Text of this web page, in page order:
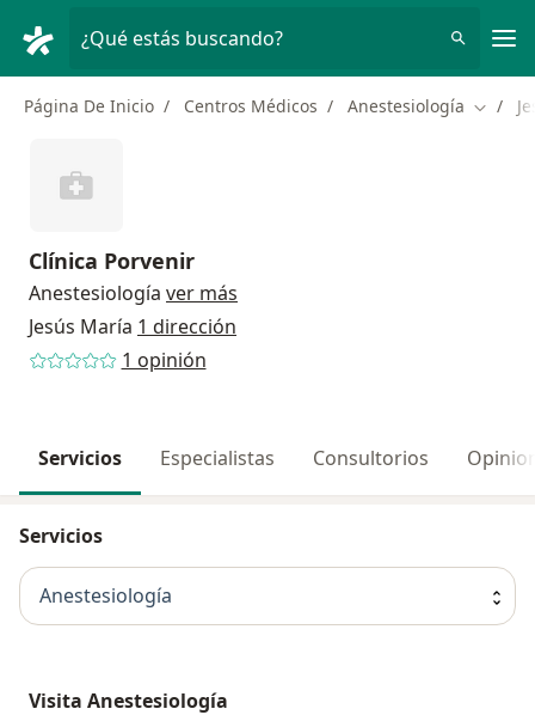
¿Qué estás buscando?
Página De Inicio Centros Médicos Anestesiología
Clínica Porvenir
Anestesiología ver más
Jesús María 1 dirección
1 opinión
Servicios Especialistas Consultorios
Servicios
Anestesiología
Visita Anestesiología